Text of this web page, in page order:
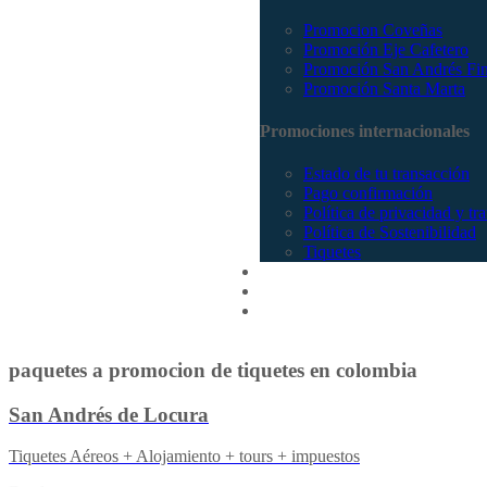
Promocion Coveñas
Promoción Eje Cafetero
Promoción San Andrés
Promoción Santa Marta
Promociones internacionales
Estado de tu transacción
Pago confirmación
Política de privacidad y
Política de Sostenibilidad
Tiquetes
paquetes a promocion de tiquetes en colombia
San Andrés de Locura
Tiquetes Aéreos + Alojamiento + tours + impuestos